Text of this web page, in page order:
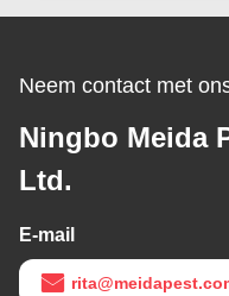
Neem contact met
Ningbo Meida
Ltd.
E-mail